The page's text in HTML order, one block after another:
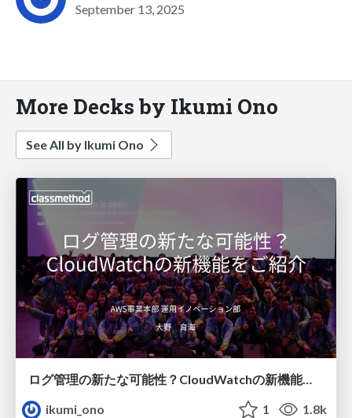
September 13, 2025
More Decks by Ikumi Ono
See All by Ikumi Ono
ログ管理の新たな可能性？CloudWatchの新機能をご紹介
ikumi_ono
1 1.8k